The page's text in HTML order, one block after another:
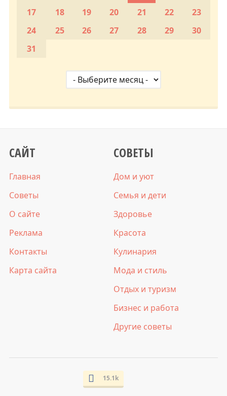
17
18 19 20 21 22
23
24
25 26 27 28 29
30
31
САЙТ
Главная
Советы
О сайте
Реклама
Контакты
Карта сайта
СОВЕТЫ
Дом и уют
Семья и дети
Здоровье
Красота
Кулинария
Мода и стиль
Отдых и туризм
Бизнес и работа
Другие советы
15.1k